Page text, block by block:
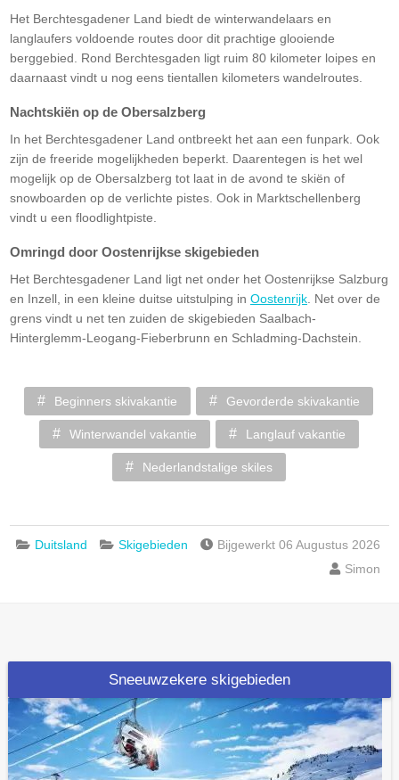
Het Berchtesgadener Land biedt de winterwandelaars en
langlaufers voldoende routes door dit prachtige glooiende
berggebied. Rond Berchtesgaden ligt ruim 80 kilometer loipes en
daarnaast vindt u nog eens tientallen kilometers wandelroutes.
Nachtskiën op de Obersalzberg
In het Berchtesgadener Land ontbreekt het aan een funpark. Ook
zijn de freeride mogelijkheden beperkt. Daarentegen is het wel
mogelijk op de Obersalzberg tot laat in de avond te skiën of
snowboarden op de verlichte pistes. Ook in Marktschellenberg
vindt u een floodlightpiste.
Omringd door Oostenrijkse skigebieden
Het Berchtesgadener Land ligt net onder het Oostenrijkse Salzburg
en Inzell, in een kleine duitse uitstulping in Oostenrijk . Net over de
grens vindt u net ten zuiden de skigebieden Saalbach-
Hinterglemm-Leogang-Fieberbrunn en Schladming-Dachstein.
Beginners skivakantie Gevorderde skivakantie
Winterwandel vakantie Langlauf vakantie
Nederlandstalige skiles
Duitsland Skigebieden
Bijgewerkt 06 Augustus 2026
Simon
Sneeuwzekere skigebieden